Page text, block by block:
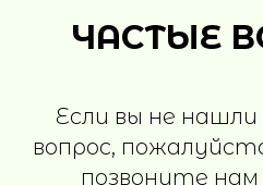
ЧАСТЫЕ
Если вы не
вопрос,
позвоните нам